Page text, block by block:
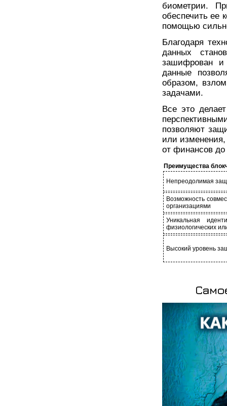
биометрии.
обеспечить ее
помощью
Благодаря
данных
зашифрован и
данные
образом,
задачами.
Все это
позволяют
или изменения,
от финансов
Преимущества
Непреодолимая
Возможность
организациями
Уникальная
физиологических
Высокий уровень